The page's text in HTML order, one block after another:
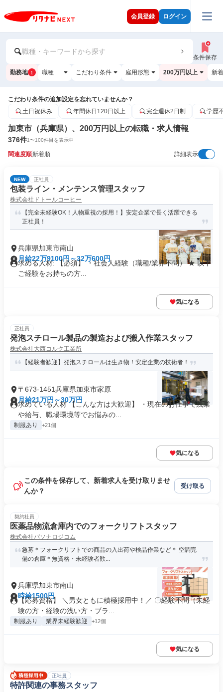
会員登録 ログイン
職種・キーワードから探す
条件保存
勤務地 1 職種 こだわり条件 雇用形態 200万円以上 新
こだわり条件の追加設定を忘れていませんか？
土日祝休み
年間休日120日以上 完全週休2日制 学歴
加東市（兵庫県）、200万円以上の転職・求人情報
376件1〜100件目を表示中
関連度順新着順 詳細表示
NEW 正社員
包装ライン・メンテンス管理スタッフ
株式会社ドトールコーヒー
【完全未経験OK！人物重視の採用！】安定企業で長く活躍できる
正社員！
兵庫県加東市南山
月給22万9100円～32万600円
求める人材: 【必須】 ・社会人経験（職種/業界不問） ★ 以下
ご経験をお持ちの方...
気になる
正社員
発泡スチロール製品の製造および搬入作業スタッフ
株式会社大西コルク工業所
【経験者歓迎】発泡スチロールは生き物！安定企業の技術者！
〒673-1451兵庫県加東市家原
月給21万円～30万円
求めている人材 【こんな方は大歓迎】 ・現在のお仕事で残業
や給与、職場環境等でお悩みの...
制服あり +21個
気になる
この条件を保存して、新着求人を受け取りませ
んか？
受け取る
契約社員
医薬品物流倉庫内でのフォークリフトスタッフ
株式会社パソナロジコム
急募＊フォークリフトでの商品の入出荷や検品作業など＊ 空調完
備の倉庫＊無資格・未経験者歓...
兵庫県加東市南山
時給1500円
【応募資格】 ＼男女ともに積極採用中！／ 〇経験不問（未経
験の方・経験の浅い方・ブラ...
制服あり 業界未経験歓迎 +12個
気になる
正社員
特許関連の事務スタッフ